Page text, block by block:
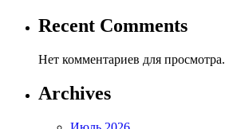
Recent Comments
Нет комментариев для просмотра.
Archives